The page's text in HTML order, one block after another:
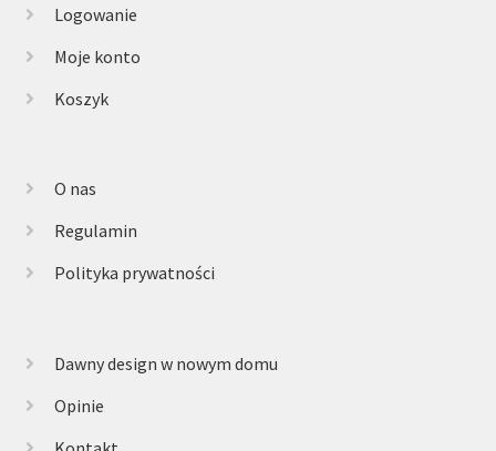
Logowanie
Moje konto
Koszyk
O nas
Regulamin
Polityka prywatności
Dawny design w nowym domu
Opinie